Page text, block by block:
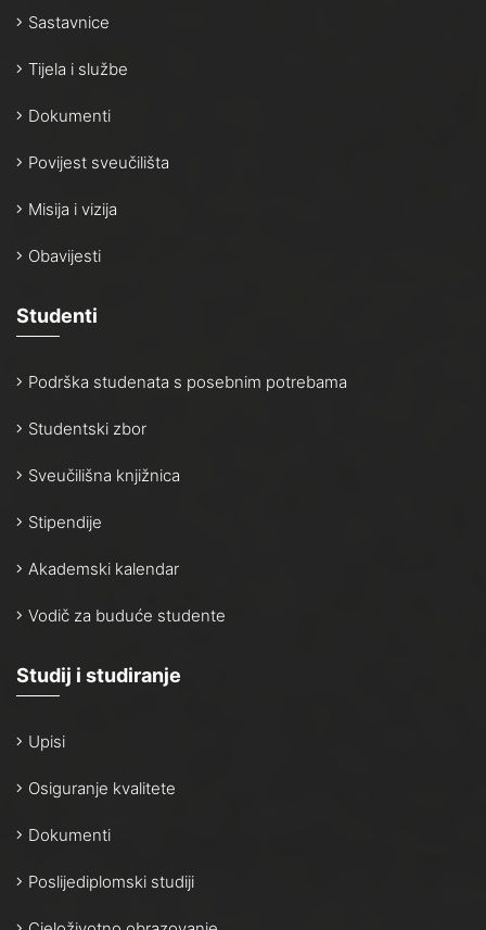
Sastavnice
Tijela i službe
Dokumenti
Povijest sveučilišta
Misija i vizija
Obavijesti
Studenti
Podrška studenata s posebnim potrebama
Studentski zbor
Sveučilišna knjižnica
Stipendije
Akademski kalendar
Vodič za buduće studente
Studij i studiranje
Upisi
Osiguranje kvalitete
Dokumenti
Poslijediplomski studiji